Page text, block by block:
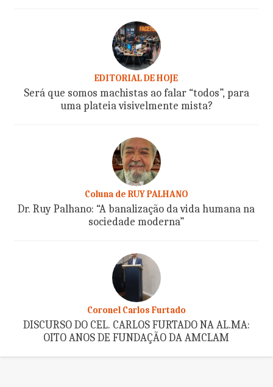
EDITORIAL DE HOJE
Será que somos machistas ao falar “todos”, para
uma plateia visivelmente mista?
Coluna de RUY PALHANO
Dr. Ruy Palhano: “A banalização da vida humana na
sociedade moderna”
Coronel Carlos Furtado
DISCURSO DO CEL. CARLOS FURTADO NA AL.MA:
OITO ANOS DE FUNDAÇÃO DA AMCLAM